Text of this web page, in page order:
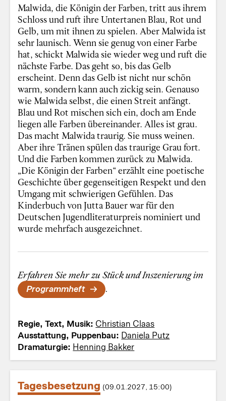
Malwida, die Königin der Farben, tritt aus ihrem
Schloss und ruft ihre Untertanen Blau, Rot und
Gelb, um mit ihnen zu spielen. Aber Malwida ist
sehr launisch. Wenn sie genug von einer Farbe
hat, schickt Malwida sie wieder weg und ruft die
nächste Farbe. Das geht so, bis das Gelb
erscheint. Denn das Gelb ist nicht nur schön
warm, sondern kann auch zickig sein. Genauso
wie Malwida selbst, die einen Streit anfängt.
Blau und Rot mischen sich ein, doch am Ende
liegen alle Farben übereinander. Alles ist grau.
Das macht Malwida traurig. Sie muss weinen.
Aber ihre Tränen spülen das traurige Grau fort.
Und die Farben kommen zurück zu Malwida.
„Die Königin der Farben“ erzählt eine poetische
Geschichte über gegenseitigen Respekt und den
Umgang mit schwierigen Gefühlen. Das
Kinderbuch von Jutta Bauer war für den
Deutschen Jugendliteraturpreis nominiert und
wurde mehrfach ausgezeichnet.
Erfahren Sie mehr zu Stück und Inszenierung im
Programmheft
.
Regie, Text, Musik: Christian Claas
Ausstattung, Puppenbau: Daniela Putz
Dramaturgie: Henning Bakker
Tagesbesetzung (09.01.2027, 15:00)